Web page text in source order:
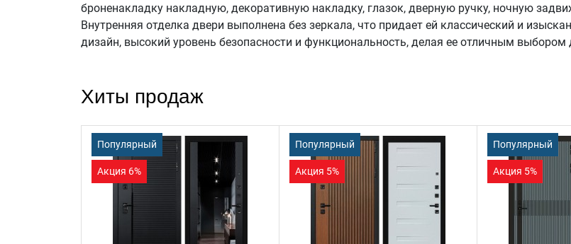
броненакладку накладную, декоративную накладку, глазок, дверную ручку, ночную
Внутренняя отделка двери выполнена без зеркала, что придает ей классический и
дизайн, высокий уровень безопасности и функциональность, делая ее отличным
Хиты продаж
Популярный
Акция 6%
Популярный
Акция 5%
Популярный
Акция 5%